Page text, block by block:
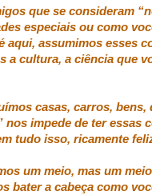
que se consideram
especiais ou como
aqui, assumimos esses
a cultura, a ciência que
casas, carros,
nos impede de ter essas
tudo isso, ricamente
um meio, mas um
bater a cabeça como